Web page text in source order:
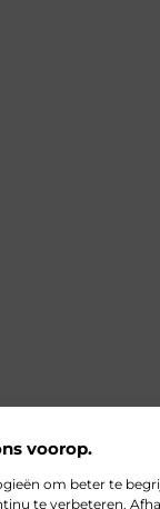
voorop.
om beter te
te verbeteren.